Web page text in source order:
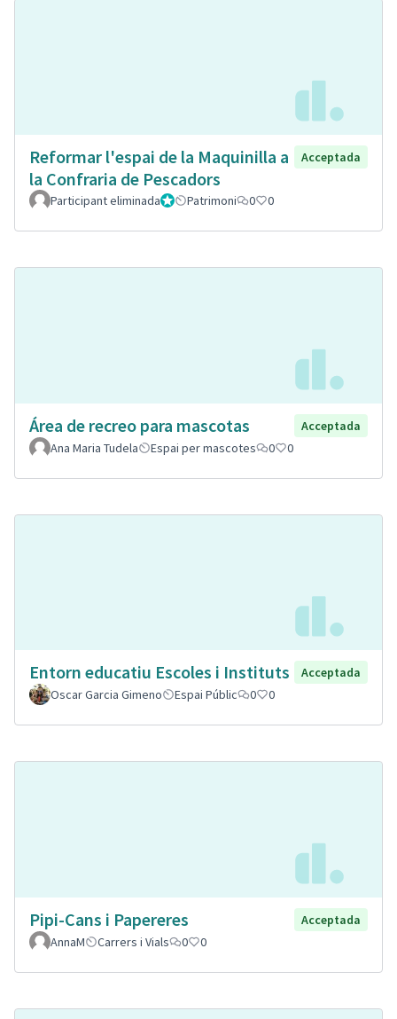
Reformar l'espai de la Maquinilla a
la Confraria de Pescadors
Acceptada
Participant eliminadaAdministrador
Patrimoni 0 0
Área de recreo para mascotas
Acceptada
Ana Maria Tudela
Espai per mascotes 0 0
Entorn educatiu Escoles i Instituts
Acceptada
Oscar Garcia Gimeno
Espai Públic 0 0
Pipi-Cans i Papereres
Acceptada
AnnaM
Carrers i Vials 0 0